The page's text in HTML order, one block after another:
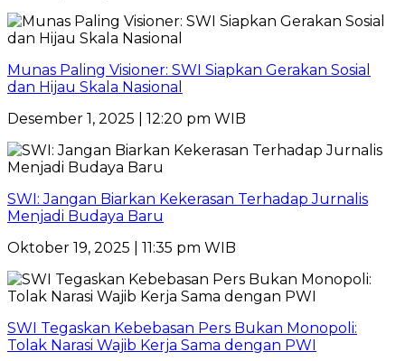
Munas Paling Visioner: SWI Siapkan Gerakan Sosial
dan Hijau Skala Nasional
Desember 1, 2025 | 12:20 pm WIB
SWI: Jangan Biarkan Kekerasan Terhadap Jurnalis
Menjadi Budaya Baru
Oktober 19, 2025 | 11:35 pm WIB
SWI Tegaskan Kebebasan Pers Bukan Monopoli:
Tolak Narasi Wajib Kerja Sama dengan PWI